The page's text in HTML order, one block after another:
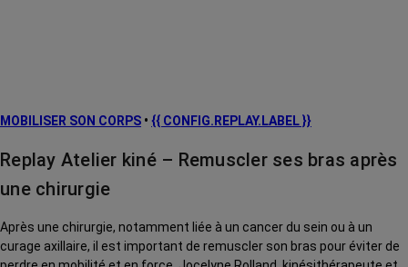
MOBILISER SON CORPS • {{ CONFIG.REPLAY.LABEL }}
Replay Atelier kiné – Remuscler ses bras après
une chirurgie
Après une chirurgie, notamment liée à un cancer du sein ou à un
curage axillaire, il est important de remuscler son bras pour éviter de